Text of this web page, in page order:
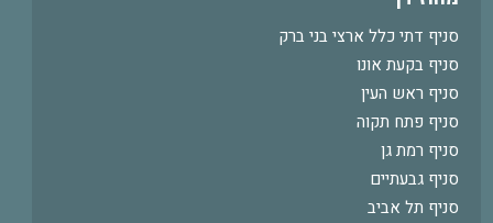
סניף דתי כלל ארצי בני ברק
סניף בקעת אונו
סניף ראש העין
סניף פתח תקוה
סניף רמת גן
סניף גבעתיים
סניף תל אביב